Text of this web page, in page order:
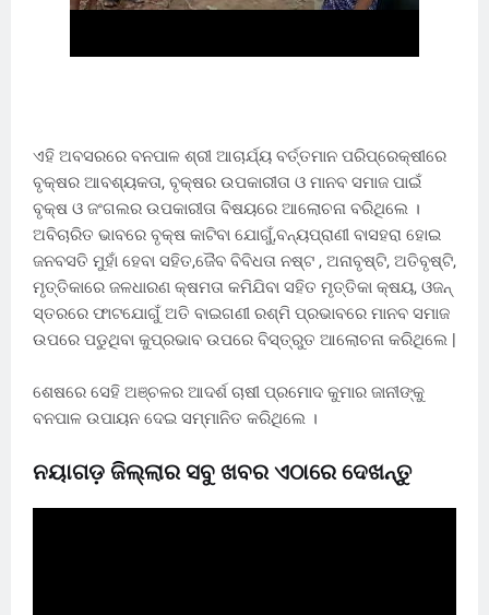
ଏହି ଅବସରରେ ବନପାଳ ଶ୍ରୀ ଆଚାର୍ଯ୍ୟ ବର୍ତ୍ତମାନ ପରିପ୍ରେକ୍ଷୀରେ
ବୃକ୍ଷର ଆବଶ୍ୟକତା, ବୃକ୍ଷର ଉପକାରୀତା ଓ ମାନବ ସମାଜ ପାଇଁ
ବୃକ୍ଷ ଓ ଜଂଗଲର ଉପକାରୀତା ବିଷୟରେ ଆଲୋଚନା ବରିଥିଲେ ।
ଅବିଚାରିତ ଭାବରେ ବୃକ୍ଷ କାଟିବା ଯୋଗୁଁ,ବନ୍ୟପ୍ରାଣୀ ବାସହରା ହୋଇ
ଜନବସତି ମୁହାଁ ହେବା ସହିତ,ଜୈବ ବିବିଧତା ନଷ୍ଟ , ଅନାବୃଷ୍ଟି, ଅତିବୃଷ୍ଟି,
ମୃତ୍ତିକାରେ ଜଳଧାରଣ କ୍ଷମତା କମିଯିବା ସହିତ ମୃତ୍ତିକା କ୍ଷୟ, ଓଜନ୍
ସ୍ତରରେ ଫାଟଯୋଗୁଁ ଅତି ବାଇଗଣୀ ରଶ୍ମି ପ୍ରଭାବରେ ମାନବ ସମାଜ
ଉପରେ ପଡୁଥିବା କୁପ୍ରଭାବ ଉପରେ ବିସ୍ତ୍ରୁତ ଆଲୋଚନା କରିଥିଲେ |
ଶେଷରେ ସେହି ଅଞ୍ଚଳର ଆଦର୍ଶ ଚାଷୀ ପ୍ରମୋଦ କୁମାର ଜାନୀଙ୍କୁ
ବନପାଳ ଉପାୟନ ଦେଇ ସମ୍ମାନିତ କରିଥିଲେ ।
ନୟାଗଡ଼ ଜିଲ୍ଲାର ସବୁ ଖବର ଏଠାରେ ଦେଖନ୍ତୁ